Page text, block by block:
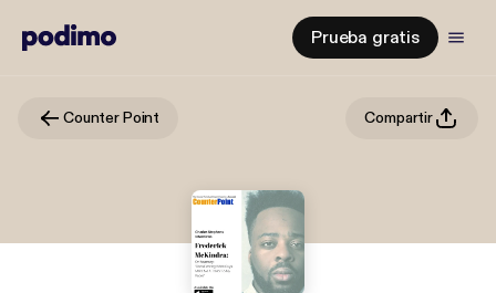
Prueba gratis
Counter Point Compartir